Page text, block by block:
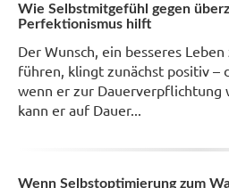
Wie Selbstmitgefühl gegen
Perfektionismus hilft
Der Wunsch, ein besseres Leben
führen, klingt zunächst positiv –
wenn er zur Dauerverpflichtung
kann er auf Dauer...
Wenn Selbstoptimierung zum